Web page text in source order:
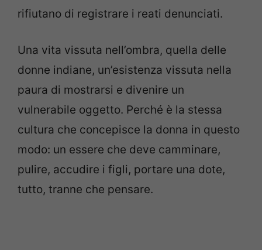
rifiutano di registrare i reati denunciati.
Una vita vissuta nell’ombra, quella delle
donne indiane, un’esistenza vissuta nella
paura di mostrarsi e divenire un
vulnerabile oggetto. Perché è la stessa
cultura che concepisce la donna in questo
modo: un essere che deve camminare,
pulire, accudire i figli, portare una dote,
tutto, tranne che pensare.